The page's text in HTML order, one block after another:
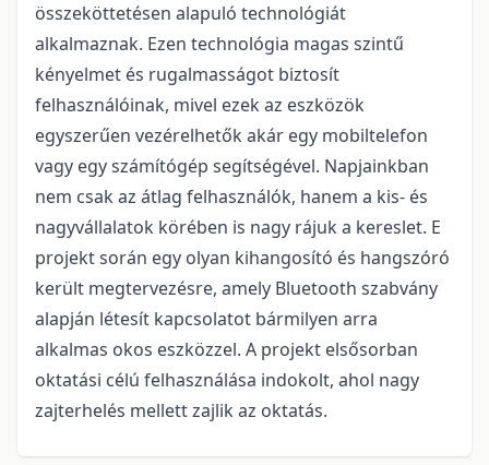
összeköttetésen alapuló technológiát
alkalmaznak. Ezen technológia magas szintű
kényelmet és rugalmasságot biztosít
felhasználóinak, mivel ezek az eszközök
egyszerűen vezérelhetők akár egy mobiltelefon
vagy egy számítógép segítségével. Napjainkban
nem csak az átlag felhasználók, hanem a kis- és
nagyvállalatok körében is nagy rájuk a kereslet. E
projekt során egy olyan kihangosító és hangszóró
került megtervezésre, amely Bluetooth szabvány
alapján létesít kapcsolatot bármilyen arra
alkalmas okos eszközzel. A projekt elsősorban
oktatási célú felhasználása indokolt, ahol nagy
zajterhelés mellett zajlik az oktatás.